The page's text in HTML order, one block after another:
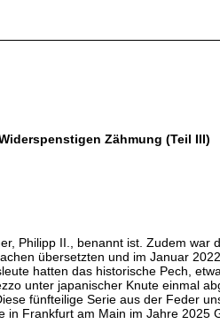
Zähmung (Teil III)
Philipp II., benannt ist. Zudem
übersetzten und im Januar
hatten das historische Pech,
unter japanischer Knute einmal
fünfteilige Serie aus der Feder
Frankfurt am Main im Jahre 2025